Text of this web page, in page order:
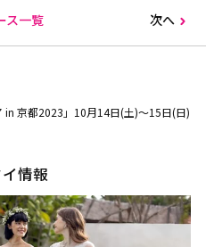
ス一覧 次へ
in 京都2023」10月14日(土)～15日(日)
情報